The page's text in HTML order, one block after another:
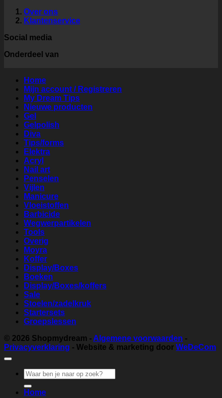
Over ons
Klantenservice
Social media
Onderdeel van
Home
Mijn account / Registreren
My Dream Tips
Nieuwe producten
Gel
Gelpolish
Diva
Tips/forms
Elektra
Acryl
Nail art
Penselen
Vijlen
Manicure
Vloeistoffen
Barbicide
Wegwerpartikelen
Tools
Overig
Moyra
Koffer
Display/Boxes
Boeken
Display/Boxes/koffers
Sale
Stoelen/zadelkruk
Startersets
Groepslessen
© 2026 Shopmydream - Algemene voorwaarden -
Privacyverklaring - Website & marketing door WeDeCom
Zoeken
naar:
Home